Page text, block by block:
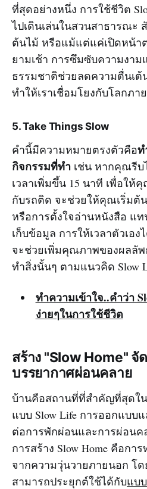
ที่สุดอย่างหนึ่ง การใช้ชีวิต
ไปเดินเล่นในสวนสาธารณะ
ต้นไม้ หรือแม้แต่แค่เปิดหน้า
ยามเช้า การซึมซับความงาม
ธรรมชาติช่วยลดความตื่นเต้
ทำให้เราเชื่อมโยงกับโลกภา
5. Take Things Slow
คำนี้มีความหมายตรงตัวคือท
กิจกรรมที่ทำ เช่น หากคุณรีบ
เวลาเพิ่มขึ้น 15 นาที เพื่อให้
กับรถติด จะช่วยให้คุณเริ่มต้
หรือการตั้งใจอ่านหนังสือ แ
เก็บข้อมูล การให้เวลาตัวเอ
จะช่วยเพิ่มคุณภาพของผลลั
ทำสิ่งนั้นๆ ตามแนวคิด Slow
ทำความเข้าใจ..คำว่า
ง่ายๆในการใช้ชีวิต
สร้าง "Slow Home" จั
บรรยากาศผ่อนคลาย
บ้านคือสถานที่ที่สำคัญที่สุดใ
แบบ Slow Life การออกแบบ
ต่อการพักผ่อนและการผ่อน
การสร้าง Slow Home คือกา
จากความวุ่นวายภายนอก โ
สามารถประยุกต์ใช้ได้กับแบ